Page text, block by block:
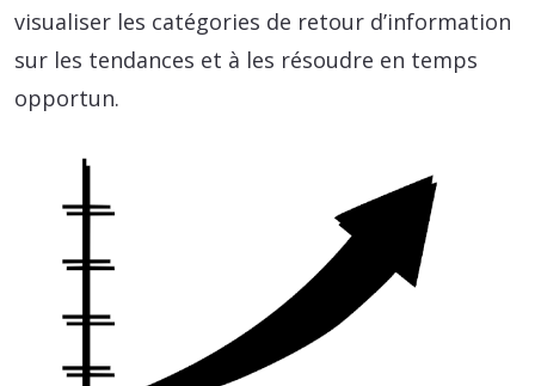
visualiser les catégories de retour d’information
sur les tendances et à les résoudre en temps
opportun.